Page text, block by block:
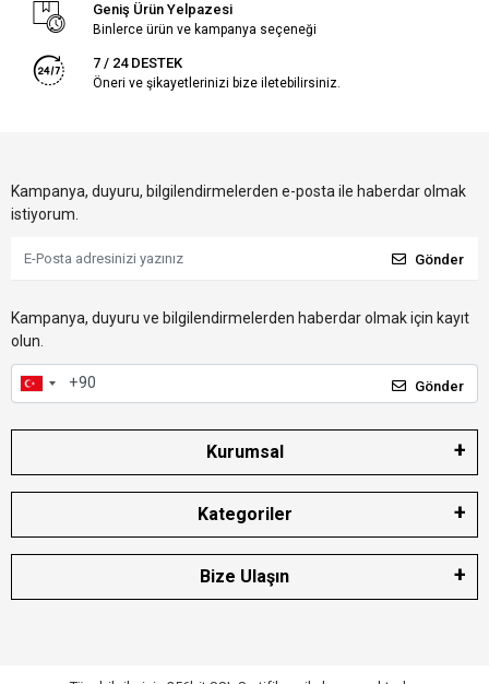
Geniş Ürün Yelpazesi
Binlerce ürün ve kampanya seçeneği
7 / 24 DESTEK
Öneri ve şikayetlerinizi bize iletebilirsiniz.
Kampanya, duyuru, bilgilendirmelerden e-posta ile haberdar olmak
istiyorum.
Gönder
Kampanya, duyuru ve bilgilendirmelerden haberdar olmak için kayıt
olun.
Gönder
Kurumsal
Kategoriler
Bize Ulaşın